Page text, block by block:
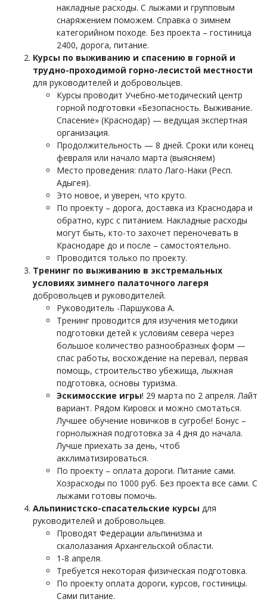
накладные расходы. С лыжами и групповым
снаряжением поможем. Справка о зимнем
категорийном походе. Без проекта – гостиница
2400, дорога, питание.
Курсы по выживанию и спасению в горной и
трудно-проходимой горно-лесистой местности
для руководителей и добровольцев.
Курсы проводит Учебно-методический центр
горной подготовки «Безопасность. Выживание.
Спасение» (Краснодар) — ведущая экспертная
организация.
Продолжительность — 8 дней. Сроки или конец
февраля или начало марта (выясняем)
Место проведения: плато Лаго-Наки (Респ.
Адыгея).
Это новое, и уверен, что круто.
По проекту – дорога, доставка из Краснодара и
обратно, курс с питанием. Накладные расходы
могут быть, кто-то захочет переночевать в
Краснодаре до и после – самостоятельно.
Проводится только по проекту.
Тренинг по выживанию в экстремальных
условиях зимнего палаточного лагеря
добровольцев и руководителей.
Руководитель -Паршукова А.
Тренинг проводится для изучения методики
подготовки детей к условиям севера через
большое количество разнообразных форм —
спас работы, восхождение на перевал, первая
помощь, строительство убежища, лыжная
подготовка, основы туризма.
Эскимосские игры! 29 марта по 2 апреля. Лайт
вариант. Рядом Кировск и можно смотаться.
Лучшее обучение новичков в сугробе! Бонус –
горнолыжная подготовка за 4 дня до начала.
Лучше приехать за день, чтоб
акклиматизироваться.
По проекту – оплата дороги. Питание сами.
Хозрасходы по 1000 руб. Без проекта все сами. С
лыжами готовы помочь.
Альпинистско-спасательские курсы для
руководителей и добровольцев.
Проводят Федерации альпинизма и
скалолазания Архангельской области.
1-8 апреля.
Требуется некоторая физическая подготовка.
По проекту оплата дороги, курсов, гостиницы.
Сами питание.